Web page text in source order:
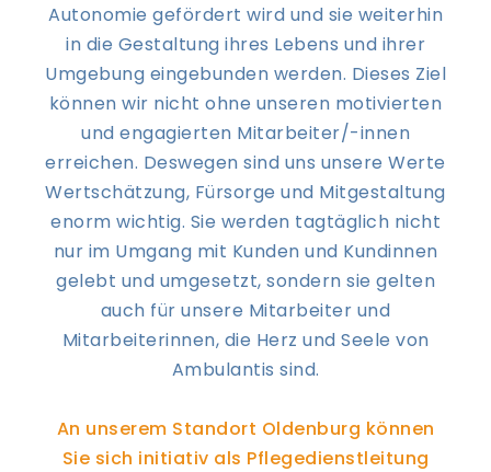
Autonomie gefördert wird und sie weiterhin
in die Gestaltung ihres Lebens und ihrer
Umgebung eingebunden werden. Dieses Ziel
können wir nicht ohne unseren motivierten
und engagierten Mitarbeiter/-innen
erreichen. Deswegen sind uns unsere Werte
Wertschätzung, Fürsorge und Mitgestaltung
enorm wichtig. Sie werden tagtäglich nicht
nur im Umgang mit Kunden und Kundinnen
gelebt und umgesetzt, sondern sie gelten
auch für unsere Mitarbeiter und
Mitarbeiterinnen, die Herz und Seele von
Ambulantis sind.
An unserem Standort Oldenburg können
Sie sich initiativ als Pflegedienstleitung